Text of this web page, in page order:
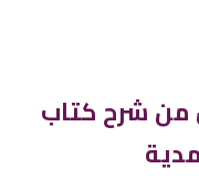
من شرح كتاب